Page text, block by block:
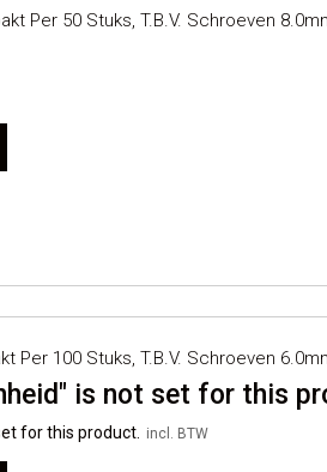
Per 50 Stuks, T.b.v. Schroeven
Per 100 Stuks, T.b.v. Schroeven
for this product.
is not set for this